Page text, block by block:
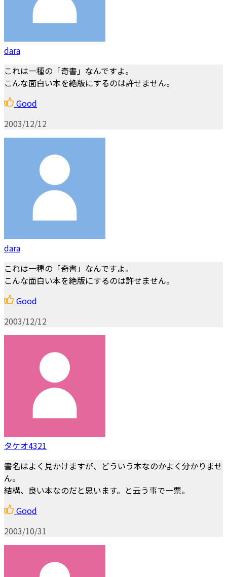
dara
これは一種の「奇書」なんですよ。
こんな面白い本を絶版にするのは許せません。
Good
2003/12/12
dara
これは一種の「奇書」なんですよ。
こんな面白い本を絶版にするのは許せません。
Good
2003/12/12
タケオ4321
書名はよく見かけますが、どういう本なのかよく分かりませ
ん。
結構、良い本なのだと思います。と云う事で一票。
Good
2003/10/31